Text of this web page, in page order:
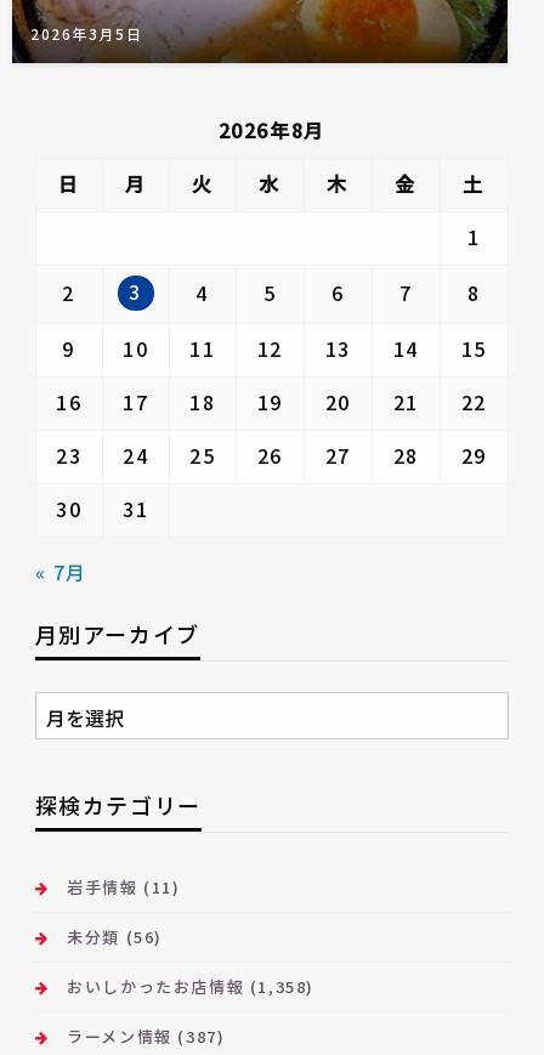
2026年3月5日
2026年8月
日
月 火 水 木 金
土
1
2
3 4 5 6 7
8
9
10 11 12 13 14
15
16
17 18 19 20 21
22
23
24 25 26 27 28
29
30
31
« 7月
月別アーカイブ
月
別
ー
カ
ブ
探検カテゴリー
岩手情報 (11)
未分類 (56)
おいしかったお店情報 (1,358)
ラーメン情報 (387)